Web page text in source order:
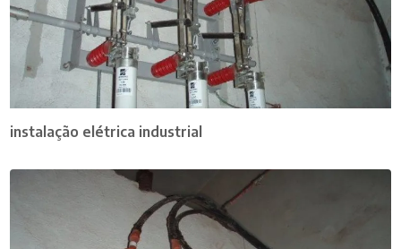
instalação elétrica industrial